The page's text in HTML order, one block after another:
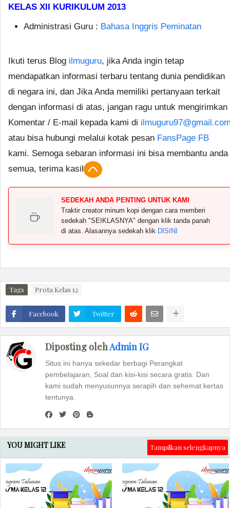
KELAS XII KURIKULUM 2013
Administrasi Guru : Bahasa Inggris Peminatan
Ikuti terus Blog ilmuguru, jika Anda ingin tetap
mendapatkan informasi terbaru tentang dunia pendidikan
di negara ini, dan Jika Anda memiliki pertanyaan terkait
dengan informasi di atas, jangan ragu untuk mengirimkan
Komentar / E-mail kepada kami di
atau bisa hubungi melalui kotak pesan FansPage FB
kami. Semoga sebaran informasi ini bisa membantu anda
semua, terima kasih.
SEDEKAH ANDA PENTING UNTUK KAMI
Traktir creator minum kopi dengan cara memberi
sedekah "SEIKLASNYA" dengan klik tanda panah
di atas. Alasannya sedekah klik DISINI
Tags Prota Kelas 12
Facebook Twitter
Diposting olehAdmin IG
Situs ini hanya sekedar berbagi Perangkat
pembelajaran, Soal dan kisi-kisi secara gratis. Dan
kami sudah menyusunnya serapih dan sehemat kertas
tentunya.
YOU MIGHT LIKE Tampilkan selengkapnya